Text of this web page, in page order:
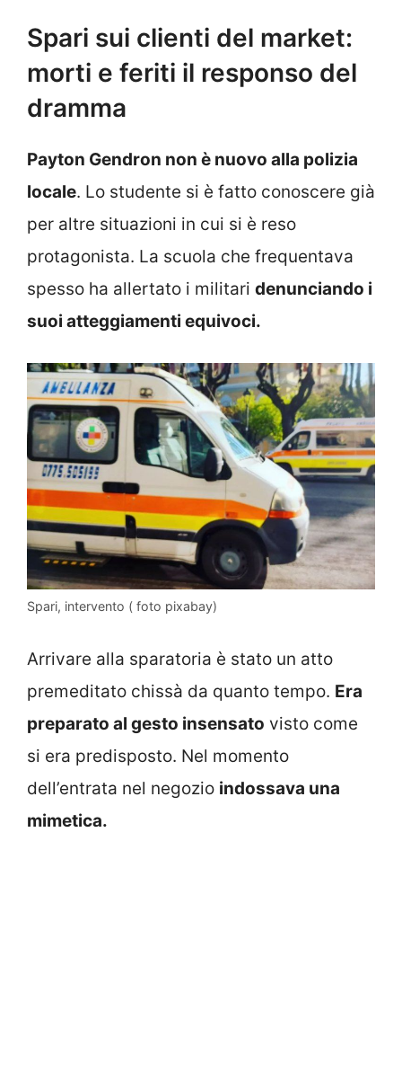
Spari sui clienti del market:
morti e feriti il responso del
dramma
Payton Gendron non è nuovo alla polizia
locale. Lo studente si è fatto conoscere già
per altre situazioni in cui si è reso
protagonista. La scuola che frequentava
spesso ha allertato i militari denunciando i
suoi atteggiamenti equivoci.
Spari, intervento ( foto pixabay)
Arrivare alla sparatoria è stato un atto
premeditato chissà da quanto tempo. Era
preparato al gesto insensato visto come
si era predisposto. Nel momento
dell’entrata nel negozio indossava una
mimetica.